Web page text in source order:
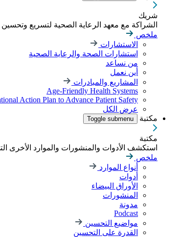
شريك
الشراكة مع معهد الرعاية الصحية لتسريع وتحسين
ملخص
الاستشارات
استشارات الصحة والرعاية الصحية
من نساعد
أين نعمل
المشاريع والمبادرات
Age-Friendly Health Systems
Action Plan to Advance Patient Safety
عرض الكل
مكتبة
Toggle submenu
مكتبة
استكشف الأدوات والمنشورات والموارد الأخرى
ملخص
أنواع الموارد
أدوات
الأوراق البيضاء
المنشورات
مدونة
Podcast
مواضيع التحسين
القدرة على التحسين